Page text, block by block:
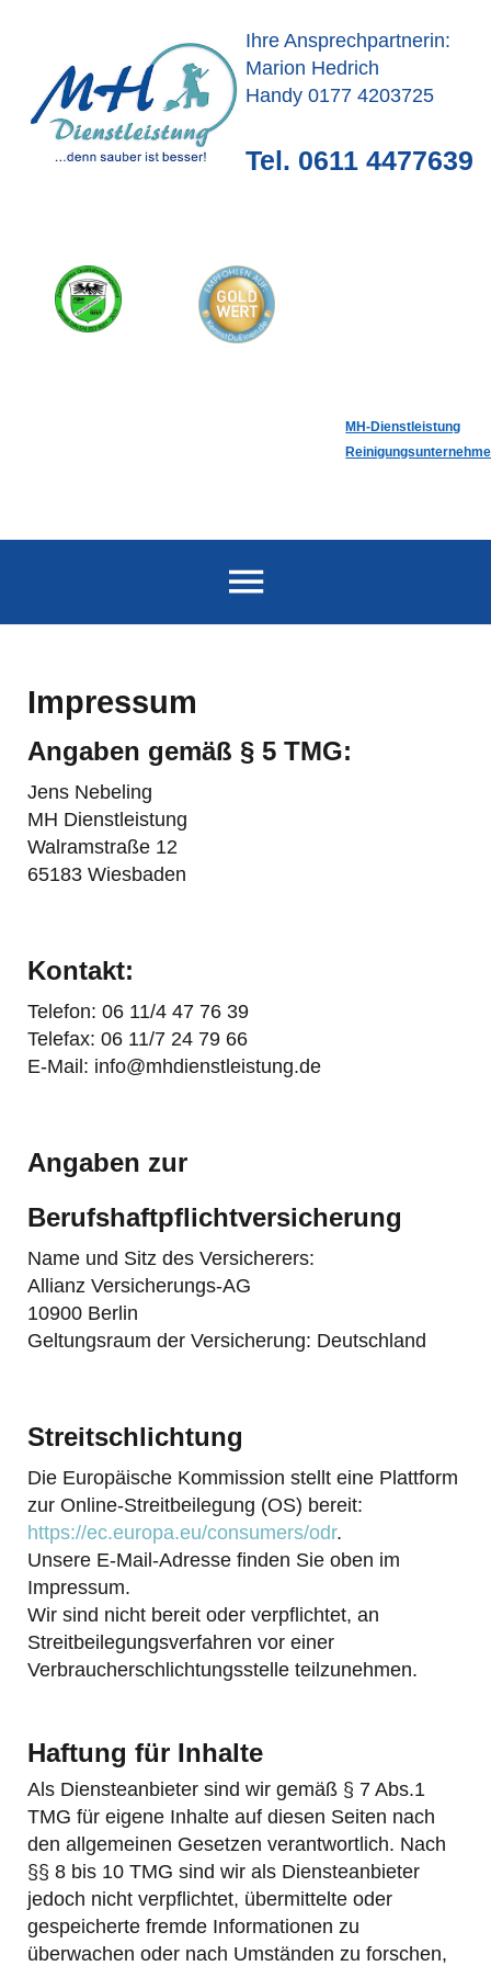
Ihre Ansprechpartnerin:
Marion Hedrich
Handy 0177 4203725
Tel. 0611 4477639
MH-Dienstleistung
Impressum
Angaben gemäß § 5 TMG:
Jens Nebeling
MH Dienstleistung
Walramstraße 12
65183 Wiesbaden
Kontakt:
Telefon: 06 11/4 47 76 39
Telefax: 06 11/7 24 79 66
E-Mail: info@mhdienstleistung.de
Angaben zur
Berufshaftpflichtversicherung
Name und Sitz des Versicherers:
Allianz Versicherungs-AG
10900 Berlin
Geltungsraum der Versicherung: Deutschland
Streitschlichtung
Die Europäische Kommission stellt eine Plattform
zur Online-Streitbeilegung (OS) bereit:
https://ec.europa.eu/consumers/odr.
Unsere E-Mail-Adresse finden Sie oben im
Impressum.
Wir sind nicht bereit oder verpflichtet, an
Streitbeilegungsverfahren vor einer
Verbraucherschlichtungsstelle teilzunehmen.
Haftung für Inhalte
Als Diensteanbieter sind wir gemäß § 7 Abs.1
TMG für eigene Inhalte auf diesen Seiten nach
den allgemeinen Gesetzen verantwortlich. Nach
§§ 8 bis 10 TMG sind wir als Diensteanbieter
jedoch nicht verpflichtet, übermittelte oder
gespeicherte fremde Informationen zu
überwachen oder nach Umständen zu forschen,